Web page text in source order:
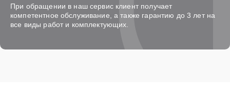
При обращении в наш сервис клиент получает
компетентное обслуживание, а также гарантию до 3 лет на
все виды работ и комплектующих.